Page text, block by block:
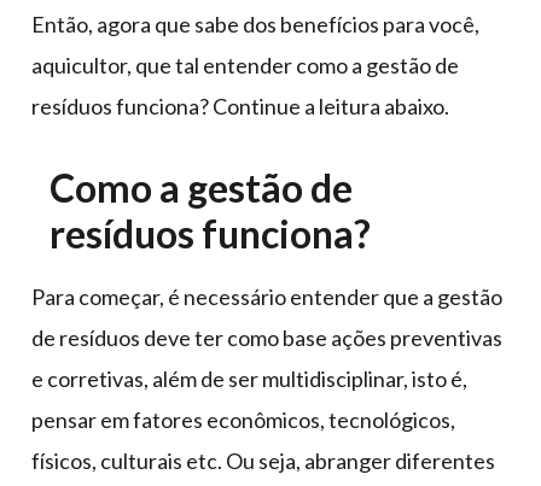
Então, agora que sabe dos benefícios para você,
aquicultor, que tal entender como a gestão de
resíduos funciona? Continue a leitura abaixo.
Como a gestão de
resíduos funciona?
Para começar, é necessário entender que a gestão
de resíduos deve ter como base ações preventivas
e corretivas, além de ser multidisciplinar, isto é,
pensar em fatores econômicos, tecnológicos,
físicos, culturais etc. Ou seja, abranger diferentes